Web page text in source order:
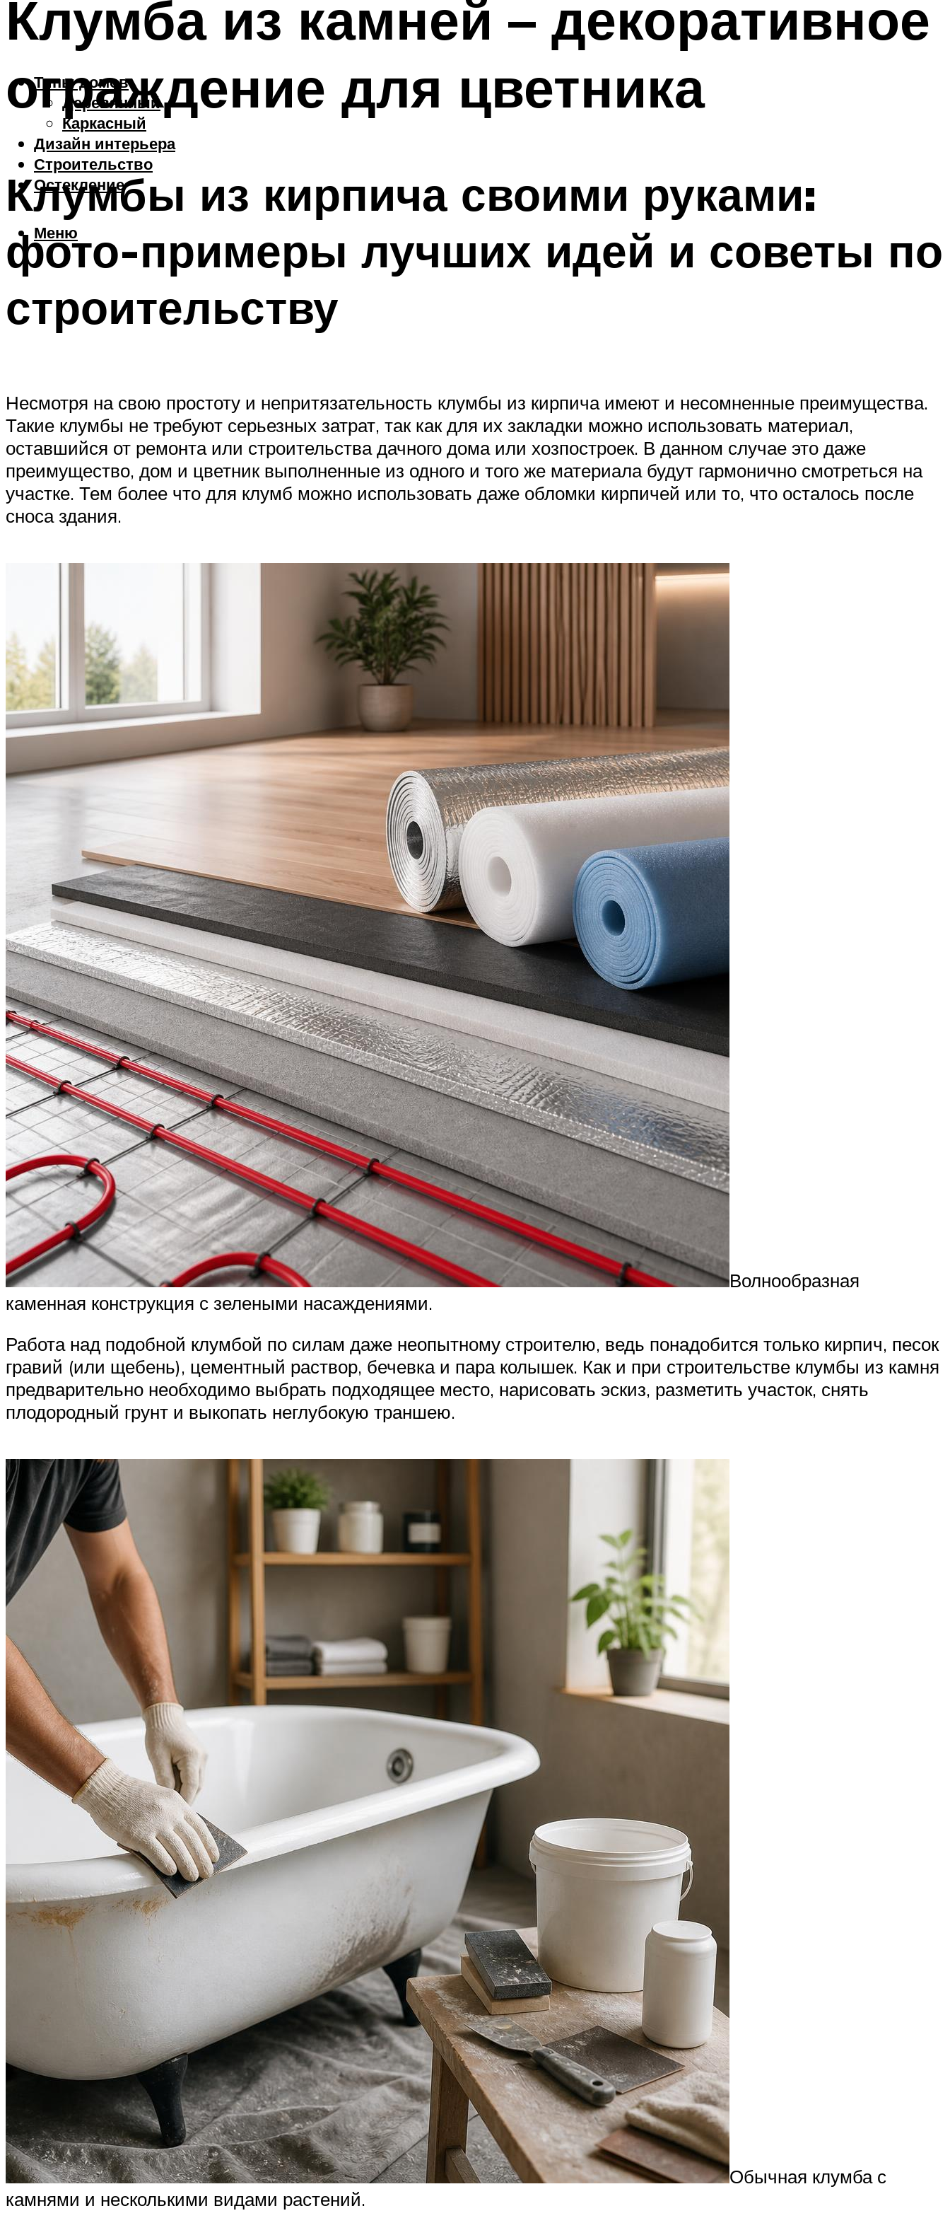
Типы домов
Деревянный
Каркасный
Дизайн интерьера
Строительство
Остекление
Меню
Клумба из камней – декоративное
ограждение для цветника
Клумбы из кирпича своими руками:
фото-примеры лучших идей и советы по
строительству
Несмотря на свою простоту и непритязательность клумбы из кирпича имеют и несомненные преимущества.
Такие клумбы не требуют серьезных затрат, так как для их закладки можно использовать материал,
оставшийся от ремонта или строительства дачного дома или хозпостроек. В данном случае это даже
преимущество, дом и цветник выполненные из одного и того же материала будут гармонично смотреться на
участке. Тем более что для клумб можно использовать даже обломки кирпичей или то, что осталось после
сноса здания.
Волнообразная
каменная конструкция с зелеными насаждениями.
Работа над подобной клумбой по силам даже неопытному строителю, ведь понадобится только кирпич, песок
гравий (или щебень), цементный раствор, бечевка и пара колышек. Как и при строительстве клумбы из камня
предварительно необходимо выбрать подходящее место, нарисовать эскиз, разметить участок, снять
плодородный грунт и выкопать неглубокую траншею.
Обычная клумба с
камнями и несколькими видами растений.